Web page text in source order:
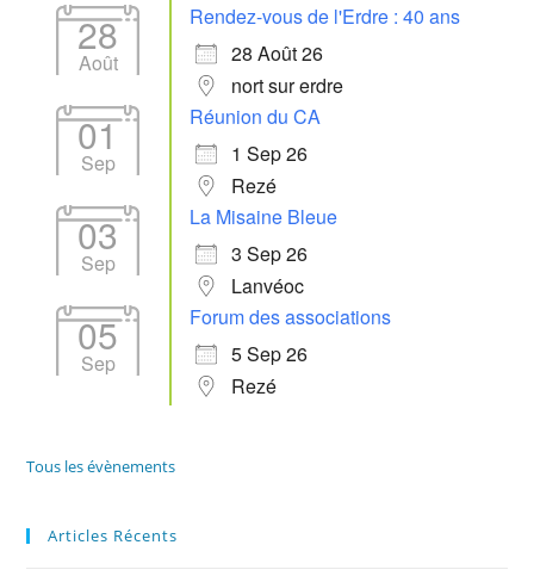
28
Août
Rendez-vous de l'Erdre : 40 ans
28 Août 26
nort sur erdre
01
Sep
Réunion du CA
1 Sep 26
Rezé
03
Sep
La Misaine Bleue
3 Sep 26
Lanvéoc
05
Sep
Forum des associations
5 Sep 26
Rezé
Tous les évènements
Articles Récents